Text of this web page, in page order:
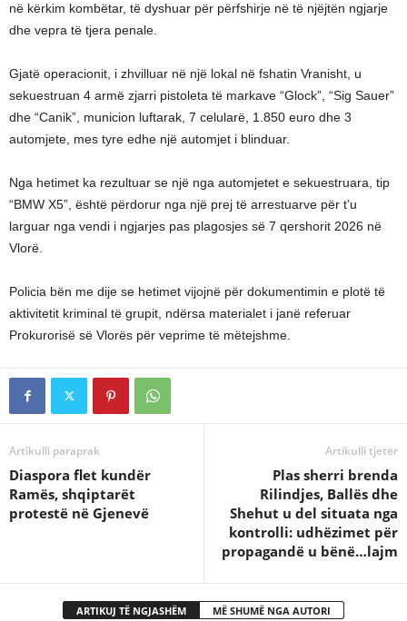
në kërkim kombëtar, të dyshuar për përfshirje në të njëjtën ngjarje
dhe vepra të tjera penale.
Gjatë operacionit, i zhvilluar në një lokal në fshatin Vranisht, u
sekuestruan 4 armë zjarri pistoleta të markave “Glock”, “Sig Sauer”
dhe “Canik”, municion luftarak, 7 celularë, 1.850 euro dhe 3
automjete, mes tyre edhe një automjet i blinduar.
Nga hetimet ka rezultuar se një nga automjetet e sekuestruara, tip
“BMW X5”, është përdorur nga një prej të arrestuarve për t’u
larguar nga vendi i ngjarjes pas plagosjes së 7 qershorit 2026 në
Vlorë.
Policia bën me dije se hetimet vijojnë për dokumentimin e plotë të
aktivitetit kriminal të grupit, ndërsa materialet i janë referuar
Prokurorisë së Vlorës për veprime të mëtejshme.
Artikulli paraprak
Diaspora flet kundër
Ramës, shqiptarët
protestë në Gjenevë
Artikulli tjetër
Plas sherri brenda
Rilindjes, Ballës dhe
Shehut u del situata nga
kontrolli: udhëzimet për
propagandë u bënë…lajm
ARTIKUJ TË NGJASHËM MË SHUMË NGA AUTORI